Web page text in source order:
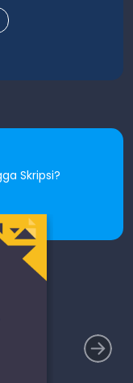
Skripsi?